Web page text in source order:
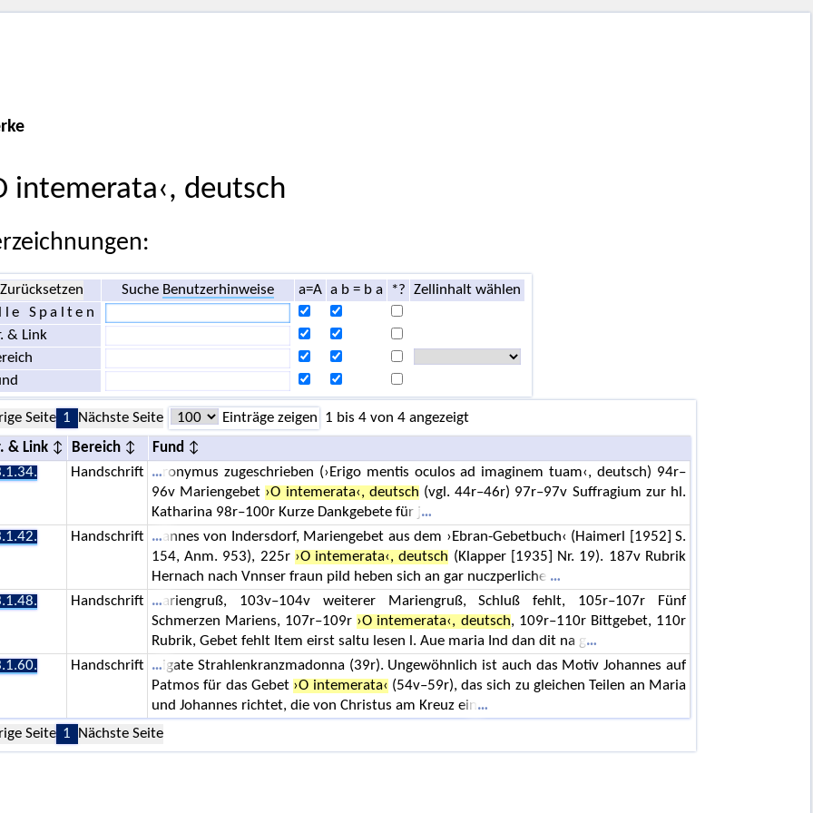
intemerata‹, deutsch
Zurücksetzen Suche Benutzerhinweise a=A a b = b a *?
Zellinhalt wählen
Spalten
& Link
Seite 1 Nächste Seite Einträge zeigen 1 bis 4 von 4 angezeigt
& Link Bereich
Fund
Handschrift
ronymus zugeschrieben (›Erigo mentis oculos ad imaginem tuam‹, deutsch) 94r–
96v Mariengebet ›O intemerata‹, deutsch (vgl. 44r–46r) 97r–97v Suffragium zur hl.
Katharina 98r–100r Kurze Dankgebete für j
Handschrift
annes von Indersdorf, Mariengebet aus dem ›Ebran-Gebetbuch‹ (Haimerl [1952] S.
154, Anm. 953), 225r ›O intemerata‹, deutsch (Klapper [1935] Nr. 19). 187v Rubrik
Hernach nach Vnnser fraun pild heben sich an gar nuczperliche
Handschrift
ariengruß, 103v–104v weiterer Mariengruß, Schluß fehlt, 105r–107r Fünf
Schmerzen Mariens, 107r–109r ›O intemerata‹, deutsch, 109r–110r Bittgebet, 110r
Rubrik, Gebet fehlt Item eirst saltu lesen l. Aue maria Ind dan dit na g
Handschrift
igate Strahlenkranzmadonna (39r). Ungewöhnlich ist auch das Motiv Johannes auf
Patmos für das Gebet ›O intemerata‹ (54v–59r), das sich zu gleichen Teilen an Maria
und Johannes richtet, die von Christus am Kreuz ein
Seite 1 Nächste Seite